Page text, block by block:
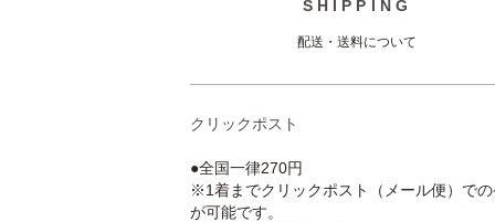
SHIPPING
配送・送料について
クリックポスト
●全国一律270円
※1着までクリックポスト（メール便）での
が可能です。